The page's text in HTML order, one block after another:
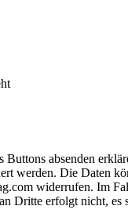
absenden
werden. Die Daten
widerrufen. Im
Dritte erfolgt nicht,